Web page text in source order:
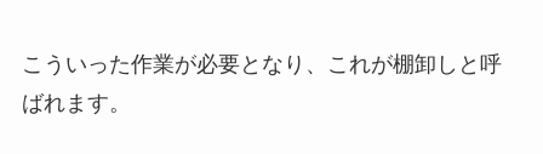
こういった作業が必要となり、これが棚卸しと呼
ばれます。